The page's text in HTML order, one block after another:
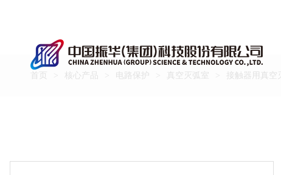
首页 核心产品 电路保护 真空灭弧室 接触器用真空